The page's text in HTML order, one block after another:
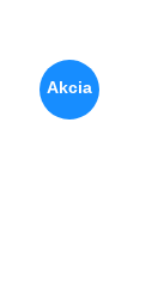
Akcia